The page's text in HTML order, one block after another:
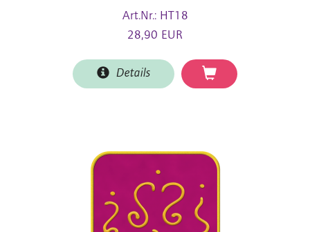
Art.Nr.: HT18
28,90 EUR
Details